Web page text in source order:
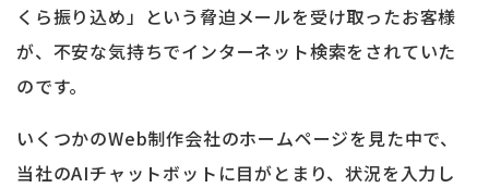
くら振り込め」という脅迫メールを受け取ったお客様
が、不安な気持ちでインターネット検索をされていた
のです。
いくつかのWeb制作会社のホームページを見た中で、
当社のAIチャットボットに目がとまり、状況を入力し